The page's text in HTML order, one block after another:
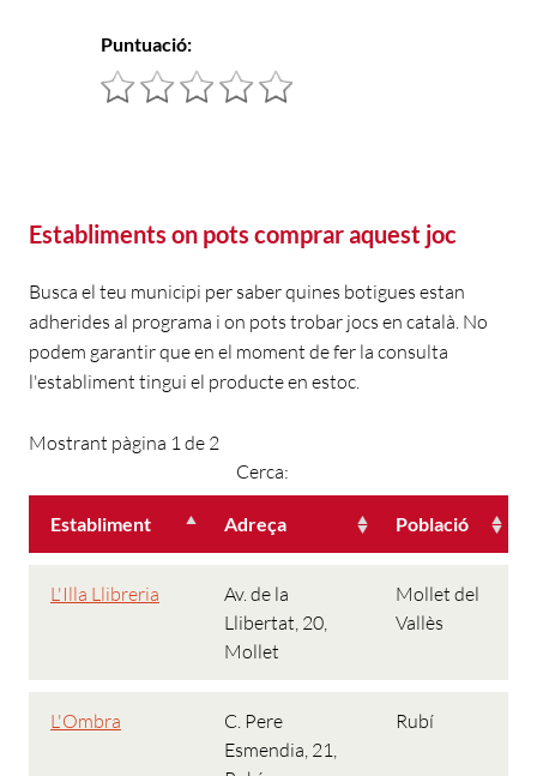
Puntuació:
Establiments on pots comprar aquest joc
Busca el teu municipi per saber quines botigues estan
adherides al programa i on pots trobar jocs en català. No
podem garantir que en el moment de fer la consulta
l'establiment tingui el producte en estoc.
Mostrant pàgina 1 de 2
Cerca:
Establiment Adreça Població
L'Illa Llibreria
Av. de la
Llibertat, 20,
Mollet
Mollet del
Vallès
L'Ombra
C. Pere
Esmendia, 21,
Rubí